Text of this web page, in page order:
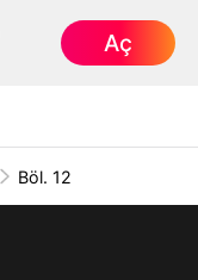
Aç
Böl. 12